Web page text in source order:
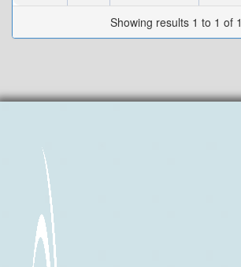
Showing results 1 to 1 of 1